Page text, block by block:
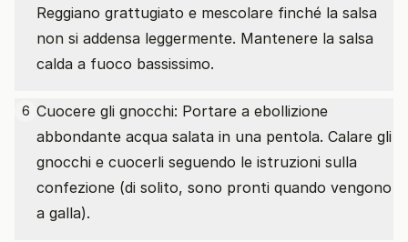
Reggiano grattugiato e mescolare finché la salsa
non si addensa leggermente. Mantenere la salsa
calda a fuoco bassissimo.
6 Cuocere gli gnocchi: Portare a ebollizione
abbondante acqua salata in una pentola. Calare gli
gnocchi e cuocerli seguendo le istruzioni sulla
confezione (di solito, sono pronti quando vengono
a galla).